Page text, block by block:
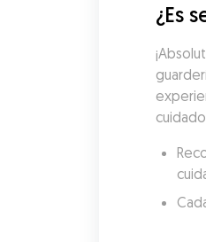
¿Es